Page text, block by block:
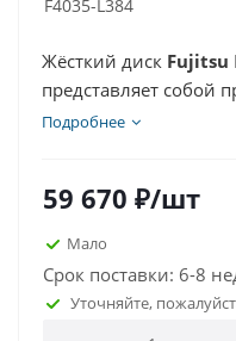
F4035-L384
Жёсткий диск Fujitsu
представляет собой
корпоративного
особенностью
подключения (Hot-
дисков.
Подробнее
59 670 ₽/шт
Мало
Срок поставки: 6-8
Уточняйте,